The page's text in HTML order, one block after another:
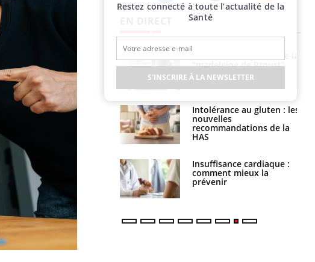
Facebook Twitter Instagram
sommeil des enfants en
vacances ?
Bilan prévention : ce que
TDAH : quel est ce
traitement autorisé aux
États-Unis ?
"madeleine de Proust"
enfin expliqué
Intolérance au gluten : les
nouvelles
recommandations de la
HAS
Insuffisance cardiaque :
comment mieux la
prévenir
Restez connecté à toute l’actualité de la
Santé
S'INSCRIRE À LA NEWSLETTER